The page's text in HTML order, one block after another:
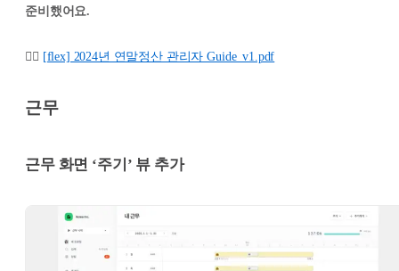
준비했어요.
👉🏻 [flex] 2024년 연말정산 관리자 Guide_v1.pdf
근무
근무 화면 ‘주기’ 뷰 추가